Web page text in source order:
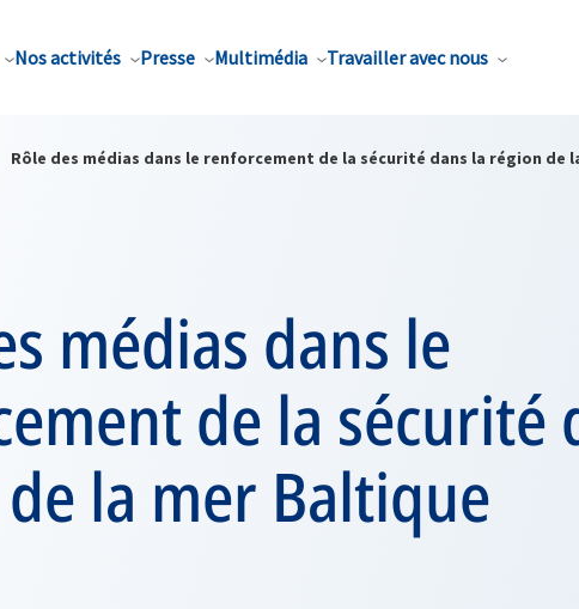
Nos activités Presse Multimédia Travailler avec nous
Rôle des médias dans le renforcement de la sécurité dans la région de
médias dans le
de la sécurité
la mer Baltique